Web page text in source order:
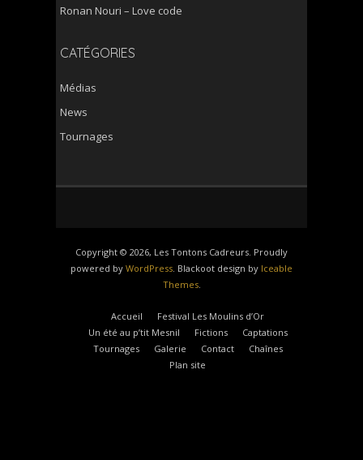
Ronan Nouri – Love code
CATÉGORIES
Médias
News
Tournages
Copyright © 2026, Les Tontons Cadreurs. Proudly
powered by WordPress . Blackoot design by Iceable
Themes.
Accueil
Festival Les Moulins d’Or
Un été au p’tit Mesnil
Fictions
Captations
Tournages
Galerie Contact
Chaînes
Plan site